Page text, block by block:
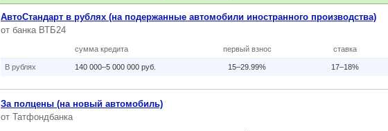
АвтоСтандарт в рублях (на подержанные автомобили иностранного производства)
от банка ВТБ24
сумма кредита первый взнос ставка
В рублях 140 000–5 000 000 руб. 15–29.99% 17–18%
За полцены (на новый автомобиль)
от
Татфондбанка